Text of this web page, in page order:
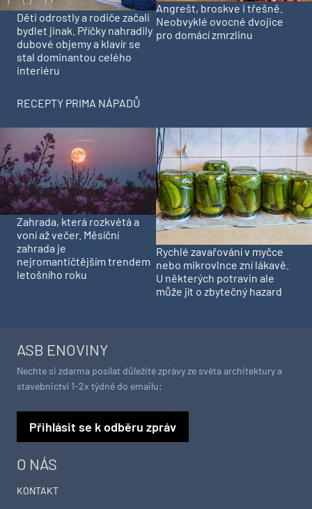
Děti odrostly a rodiče začali
bydlet jinak. Příčky nahradily
dubové objemy a klavír se
stal dominantou celého
interiéru
Angrešt, broskve i třešně.
Neobvyklé ovocné dvojice
pro domácí zmrzlinu
RECEPTY PRIMA NÁPADŮ
Zahrada, která rozkvétá a
voní až večer. Měsíční
zahrada je
nejromantičtějším trendem
letošního roku
Rychlé zavařování v myčce
nebo mikrovlnce zní lákavě.
U některých potravin ale
může jít o zbytečný hazard
O NÁS
KONTAKT
ASB ENOVINY
Nechte si zdarma posílat důležité zprávy ze světa architektury a
stavebnictví 1-2x týdně do emailu:
Přihlásit se k odběru zpráv